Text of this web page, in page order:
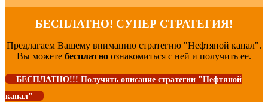
БЕСПЛАТНО! СУПЕР СТРАТЕГИЯ!
Предлагаем Вашему вниманию стратегию "Нефтяной канал".
Вы можете бесплатно ознакомиться с ней и получить ее.
БЕСПЛАТНО!!! Получить описание стратегии "Нефтяной
канал"